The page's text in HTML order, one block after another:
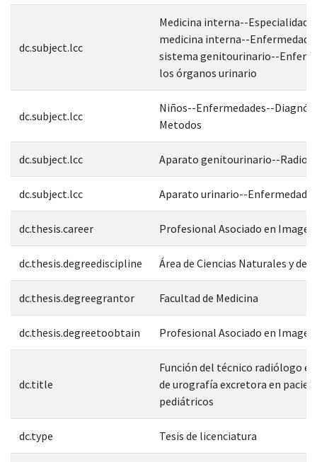
dc.subject.lcc
Medicina interna--
medicina interna--
sistema genitourinario--
los órganos urinario
dc.subject.lcc
Niños--Enfermedades--
Metodos
dc.subject.lcc Aparato genitourinario--
dc.subject.lcc Aparato urinario--Enfermedades
dc.thesis.career Profesional Asociado en
dc.thesis.degreediscipline Área de Ciencias Naturales y de
dc.thesis.degreegrantor Facultad de Medicina
dc.thesis.degreetoobtain Profesional Asociado en
dc.title
Función del técnico radiólogo
de urografía excretora en
pediátricos
dc.type Tesis de licenciatura